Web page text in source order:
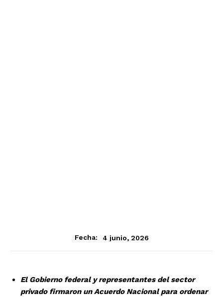
Fecha: 4 junio, 2026
El Gobierno federal y representantes del sector
privado firmaron un Acuerdo Nacional para ordenar